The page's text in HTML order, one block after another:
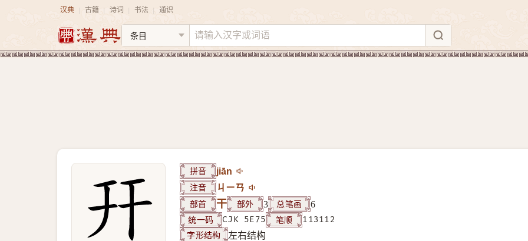
汉典 古籍 诗词 书法 通识
拼音 jiān
注音 ㄐㄧㄢ
部首 干 部外 3 总笔画 6
统一码 CJK 5E75 笔顺 113112
字形结构 左右结构